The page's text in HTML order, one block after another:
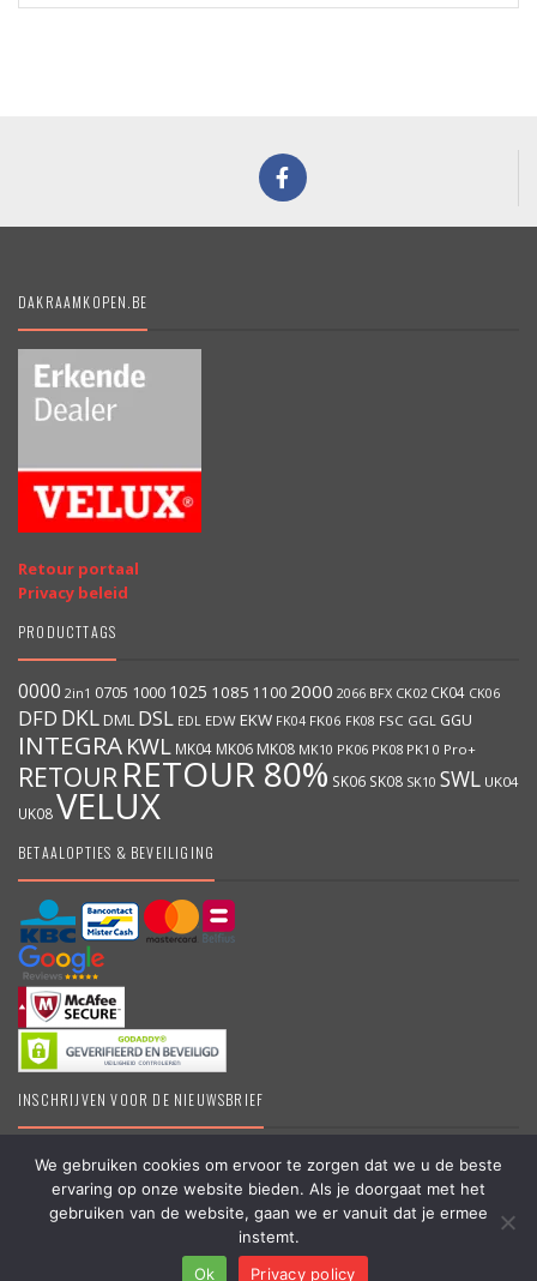
DAKRAAMKOPEN.BE
Retour portaal
Privacy beleid
PRODUCTTAGS
0000 2in1 0705 1000 1025 1085 1100 2000 2066 BFX CK02 CK04 CK06
DFD DKL DML DSL EDL EDW EKW FK04 FK06 FK08 FSC GGL GGU
INTEGRA KWL MK04 MK06 MK08 MK10 PK06 PK08 PK10 Pro+
RETOUR RETOUR 80% SK06 SK08 SK10 SWL UK04
UK08VELUX
BETAALOPTIES & BEVEILIGING
INSCHRIJVEN VOOR DE NIEUWSBRIEF
DakraamKopen.be – Erkend VELUX dealer – Grootste online VELUX
shop in België – Originele VELUX producten – Dakramen &
Toebehoren – #koopbelgisch
We gebruiken cookies om ervoor te zorgen dat we u de beste
ervaring op onze website bieden. Als je doorgaat met het
gebruiken van de website, gaan we er vanuit dat je ermee
instemt.
Ok
Privacy policy